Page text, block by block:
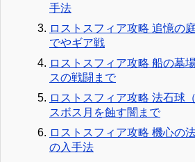
手法
ロストスフィア攻略 追憶の
でやギア戦
ロストスフィア攻略 船の墓
スの戦闘まで
ロストスフィア攻略 法石球
スボス月を蝕す闇まで
ロストスフィア攻略 機心の
の入手法